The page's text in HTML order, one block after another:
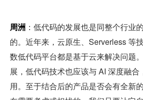
周洲 ：低代码的发展也是同整个行业
的。近年来，云原生、Serverless 等
数低代码平台都是基于云来解决问题
展，低代码技术也应该与 AI 深度融合
用。至于结合后的产品是否会有全新